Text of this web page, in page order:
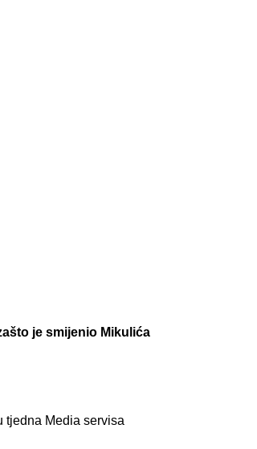
je smijenio Mikulića
tjedna Media servisa